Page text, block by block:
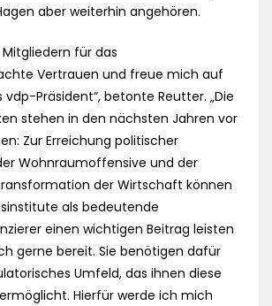
aber weiterhin angehören.
für das
Vertrauen und freue mich auf
Präsident“, betonte Reutter. „Die
stehen in den nächsten Jahren vor
Zur Erreichung politischer
Wohnraumoffensive und der
der Wirtschaft können
als bedeutende
einen wichtigen Beitrag leisten
gerne bereit. Sie benötigen dafür
Umfeld, das ihnen diese
Hierfür werde ich mich